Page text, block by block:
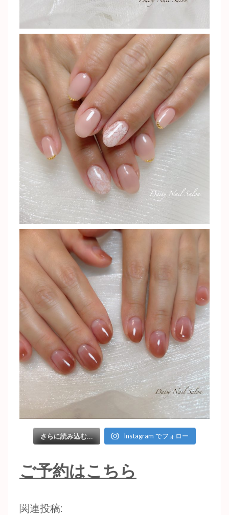
さらに読み込む... Instagram でフォロー
ご予約はこちら
関連投稿: